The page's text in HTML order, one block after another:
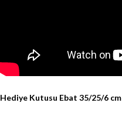
Hediye Kutusu Ebat 35/25/6 cm